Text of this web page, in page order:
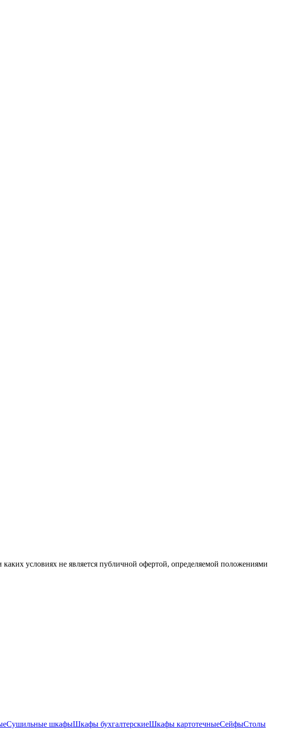
условиях не является публичной офертой, определяемой положениями
Сушильные шкафыШкафы бухгалтерскиеШкафы картотечныеСейфыСтолы